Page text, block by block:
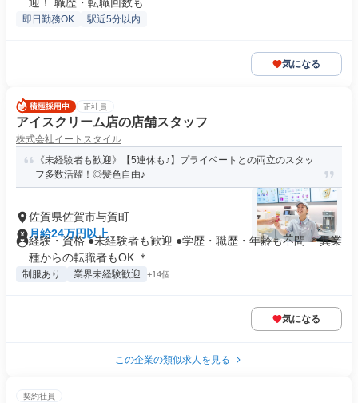
即日勤務OK 駅近5分以内
気になる
正社員
アイスクリーム店の店舗スタッフ
株式会社イートスタイル
《未経験者も歓迎》【5連休も♪】プライベートとの両立のスタッ
フ多数活躍！◎髪色自由♪
佐賀県佐賀市与賀町
月給24万円以上
経験・資格 ●未経験者も歓迎 ●学歴・職歴・年齢も不問 ＊異業
種からの転職者もOK ＊...
制服あり 業界未経験歓迎 +14個
気になる
この企業の類似求人を見る
契約社員